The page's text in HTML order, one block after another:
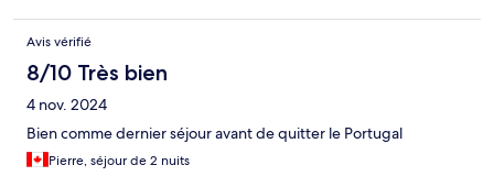
Avis vérifié
8/10 Très bien
4 nov. 2024
Bien comme dernier séjour avant de quitter le Portugal
Pierre, séjour de 2 nuits